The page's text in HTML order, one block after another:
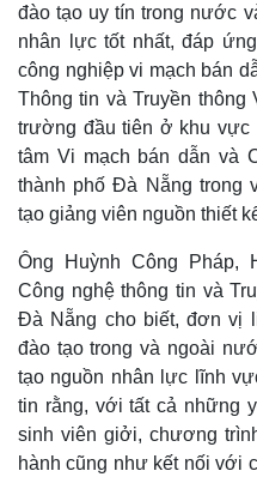
Kinh tế
Bất động sản
Khởi nghiệp
đào tạo uy tín trong nước
nhân lực tốt nhất, đáp
công nghiệp vi mạch bán
Thông tin và Truyền
trường đầu tiên ở khu vực
tâm Vi mạch bán dẫn và
thành phố Đà Nẵng trong
tạo giảng viên nguồn thiết
Ông Huỳnh Công
Công nghệ thông tin và
Đà Nẵng cho biết, đơn vị
đào tạo trong và ngoài
tạo nguồn nhân lực lĩnh
tin rằng, với tất cả những
sinh viên giởi, chương
hành cũng như kết nối với